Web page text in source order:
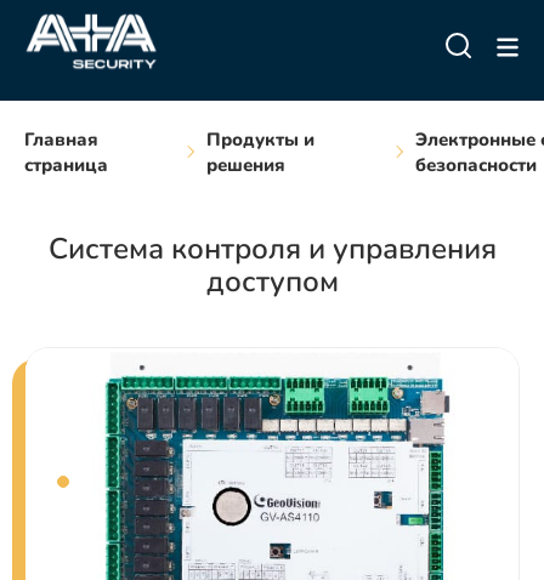
Главная
страница
Продукты и
решения
Электронные
безопасности
Система контроля и управления
доступом